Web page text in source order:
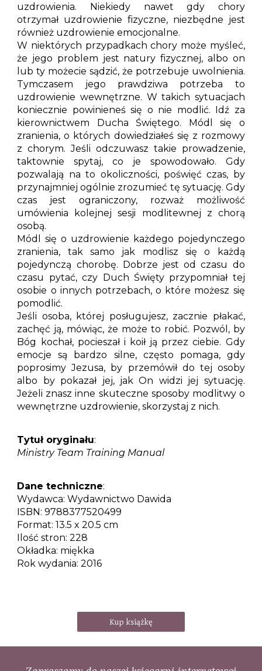
uzdrowienia. Niekiedy nawet gdy chory
otrzymał uzdrowienie fizyczne, niezbędne jest
również uzdrowienie emocjonalne.
W niektórych przypadkach chory może myśleć,
że jego problem jest natury fizycznej, albo on
lub ty możecie sądzić, że potrzebuje uwolnienia.
Tymczasem jego prawdziwa potrzeba to
uzdrowienie wewnętrzne. W takich sytuacjach
koniecznie powinieneś się o nie modlić. Idź za
kierownictwem Ducha Świętego. Módl się o
zranienia, o których dowiedziałeś się z rozmowy
z chorym. Jeśli odczuwasz takie prowadzenie,
taktownie spytaj, co je spowodowało. Gdy
pozwalają na to okoliczności, poświęć czas, by
przynajmniej ogólnie zrozumieć tę sytuację. Gdy
czas jest ograniczony, rozważ możliwość
umówienia kolejnej sesji modlitewnej z chorą
osobą.
Módl się o uzdrowienie każdego pojedynczego
zranienia, tak samo jak modlisz się o każdą
pojedynczą chorobę. Dobrze jest od czasu do
czasu pytać, czy Duch Święty przypomniał tej
osobie o innych potrzebach, o które możesz się
pomodlić.
Jeśli osoba, której posługujesz, zacznie płakać,
zachęć ją, mówiąc, że może to robić. Pozwól, by
Bóg kochał, pocieszał i koił ją przez ciebie. Gdy
emocje są bardzo silne, często pomaga, gdy
poprosimy Jezusa, by przemówił do tej osoby
albo by pokazał jej, jak On widzi jej sytuację.
Jeżeli znasz inne skuteczne sposoby modlitwy o
wewnętrzne uzdrowienie, skorzystaj z nich.
Tytuł oryginału:
Ministry Team Training Manual
Dane techniczne:
Wydawca: Wydawnictwo Dawida
ISBN:9788377520499
Format: 13.5 x 20.5 cm
Ilość stron: 228
Okładka: miękka
Rok wydania: 2016
Kup książkę